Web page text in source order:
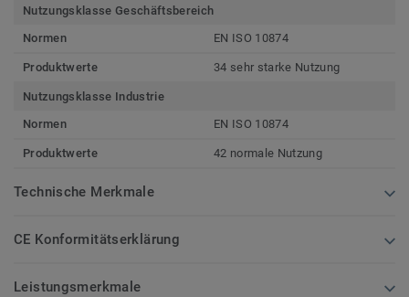
Nutzungsklasse Geschäftsbereich
Normen
EN ISO 10874
Produktwerte 34 sehr starke Nutzung
Nutzungsklasse Industrie
Normen
EN ISO 10874
Produktwerte 42 normale Nutzung
Technische Merkmale
CE Konformitätserklärung
Leistungsmerkmale